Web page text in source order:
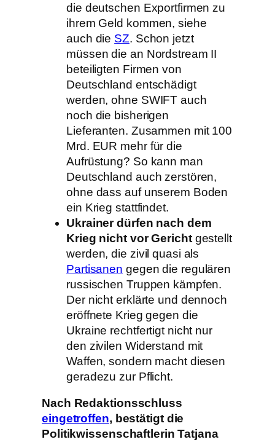
die deutschen Exportfirmen zu
ihrem Geld kommen, siehe
auch die SZ. Schon jetzt
müssen die an Nordstream II
beteiligten Firmen von
Deutschland entschädigt
werden, ohne SWIFT auch
noch die bisherigen
Lieferanten. Zusammen mit 100
Mrd. EUR mehr für die
Aufrüstung? So kann man
Deutschland auch zerstören,
ohne dass auf unserem Boden
ein Krieg stattfindet.
Ukrainer dürfen nach dem
Krieg nicht vor Gericht gestellt
werden, die zivil quasi als
Partisanen gegen die regulären
russischen Truppen kämpfen.
Der nicht erklärte und dennoch
eröffnete Krieg gegen die
Ukraine rechtfertigt nicht nur
den zivilen Widerstand mit
Waffen, sondern macht diesen
geradezu zur Pflicht.
Nach Redaktionsschluss
eingetroffen, bestätigt die
Politikwissenschaftlerin Tatjana